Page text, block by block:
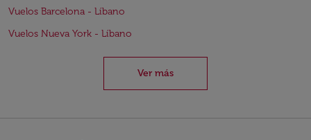
Vuelos Barcelona - Líbano
Vuelos Nueva York - Líbano
Ver más